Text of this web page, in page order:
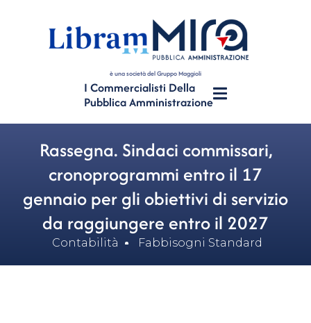
è una società del Gruppo Maggioli
I Commercialisti Della
Pubblica Amministrazione
Rassegna. Sindaci commissari,
cronoprogrammi entro il 17
gennaio per gli obiettivi di servizio
da raggiungere entro il 2027
Contabilità Fabbisogni Standard